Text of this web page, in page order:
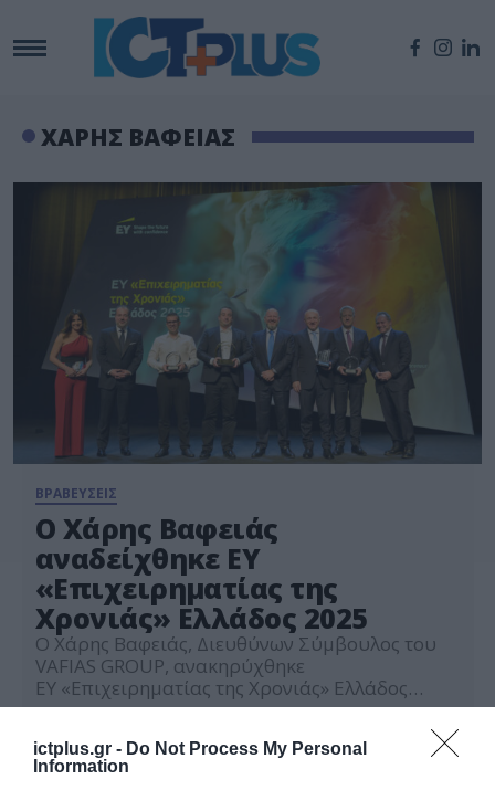
ictplus.gr - Do Not Process My Personal
Information
ΧΑΡΗΣ ΒΑΦΕΙΑΣ
ΒΡΑΒΕΥΣΕΙΣ
O Χάρης Βαφειάς
αναδείχθηκε EY
«Επιχειρηματίας της
Χρονιάς» Ελλάδος 2025
Ο Χάρης Βαφειάς, Διευθύνων Σύμβουλος του
VAFIAS GROUP, ανακηρύχθηκε
ΕΥ «Επιχειρηματίας της Χρονιάς» Ελλάδος
2025, στο πλαίσιο Τελετής Απονομής που
Μαρτίου 2026 στο Μέγαρο Μουσικής Αθηνών,
με Platinum Χορηγό την Alpha Bank. Στην